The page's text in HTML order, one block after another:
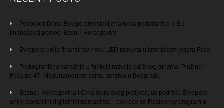
Povodom Dana Evrope predstavljena nova podstranica o EU
finansijskoj pomoći Bosni i Hercegovini
Evropska unija finansirala novu LED rasvjetu u istorijskom jezgru Foče
Prekogranična saradnja u funkciji razvoja održivog turizma: Plužine i
Foča na 47. Međunarodnom sajmu turizma u Beogradu
Bosna i Hercegovina i Crna Gora ovog proljeća, uz podršku Evropske
unije, domaćini digitalnim nomadima – pokreće se Residency program u